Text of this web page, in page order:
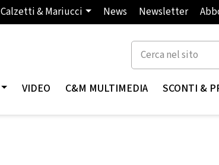
Calzetti & Mariucci News Newsletter
VIDEO C&M MULTIMEDIA SCONTI &